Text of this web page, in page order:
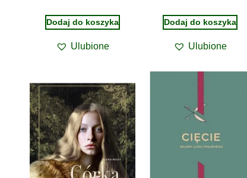
Dodaj do koszyka
Ulubione
Dodaj do koszyka
Ulubione